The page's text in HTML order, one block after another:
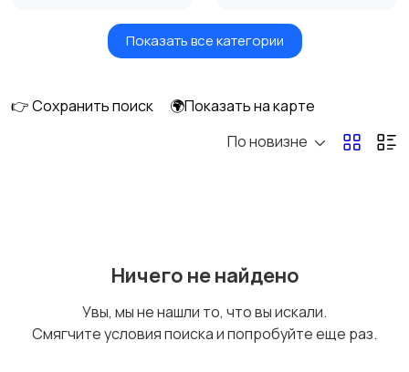
Посудомоечные
Стиральные машины
Холодильники и
Показать все категории
👉 Сохранить поиск
🌍Показать на карте
По новизне
Ничего не найдено
Увы, мы не нашли то, что вы искали.
Смягчите условия поиска и попробуйте еще раз.